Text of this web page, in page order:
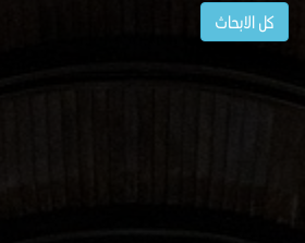
كل الابحاث